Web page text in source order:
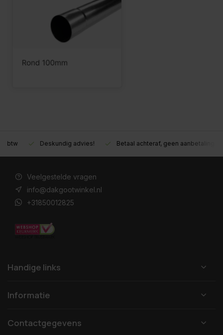
Deskundig advies! Betaal achteraf, geen aanbetaling!
Veelgestelde vragen
info@dakgootwinkel.nl
+31850012825
Handige links
Informatie
Contactgegevens